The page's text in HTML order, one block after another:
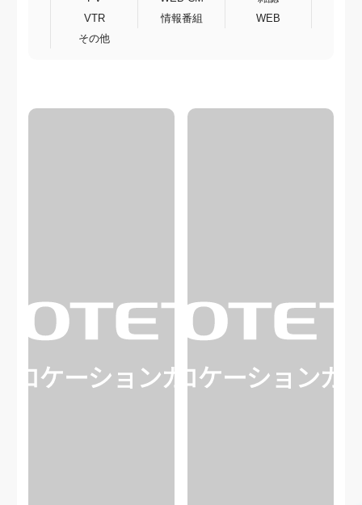
VTR
情報番組
WEB
その他